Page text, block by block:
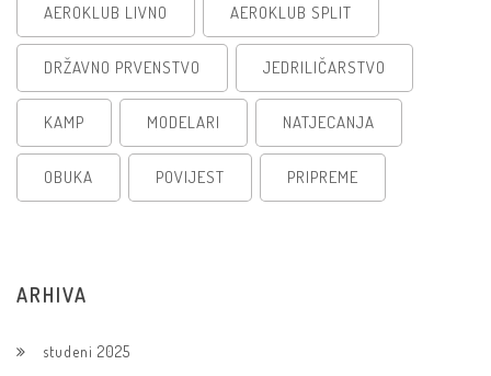
AEROKLUB LIVNO AEROKLUB SPLIT
DRŽAVNO PRVENSTVO JEDRILIČARSTVO
KAMP MODELARI NATJECANJA
OBUKA POVIJEST PRIPREME
ARHIVA
studeni 2025